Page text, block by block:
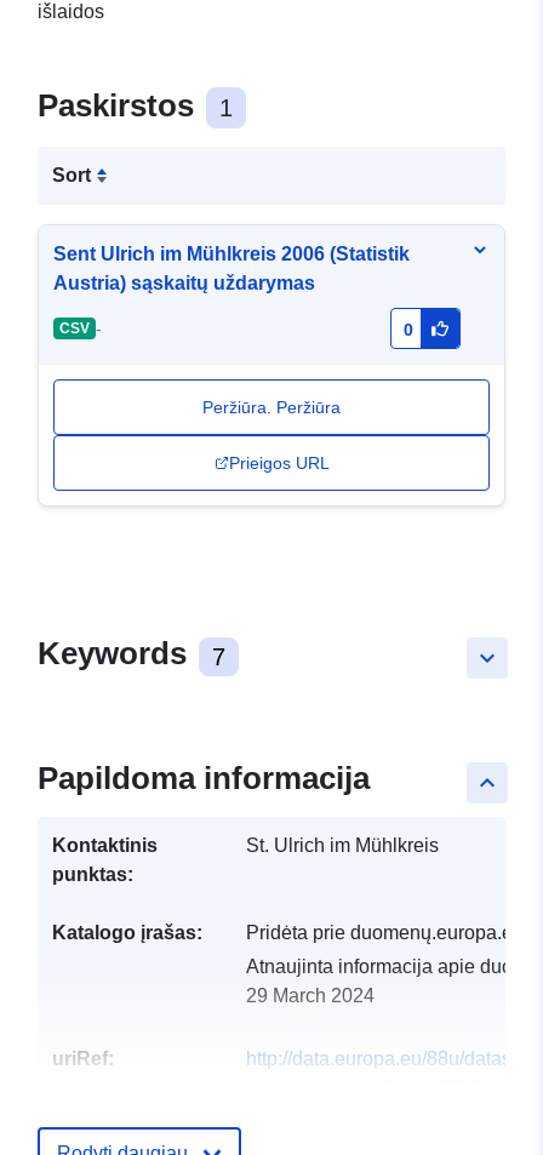
išlaidos
Paskirstos 1
Sort
Sent Ulrich im Mühlkreis 2006 (Statistik
Austria) sąskaitų uždarymas
CSV - 0
Peržiūra. Peržiūra
Prieigos URL
keyboard_arrow_down
Keywords 7
keyboard_arrow_up
Papildoma informacija
Kontaktinis
punktas:
St. Ulrich im Mühlkreis
Katalogo įrašas: Pridėta prie duomenų.europa.eu:
Atnaujinta informacija apie
29 March 2024
uriRef:
http://data.europa.eu/88u/